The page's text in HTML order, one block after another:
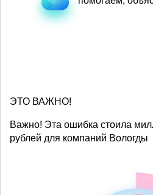
ЭТО ВАЖНО!
Важно! Эта ошибка стоила
рублей для компаний Вологды